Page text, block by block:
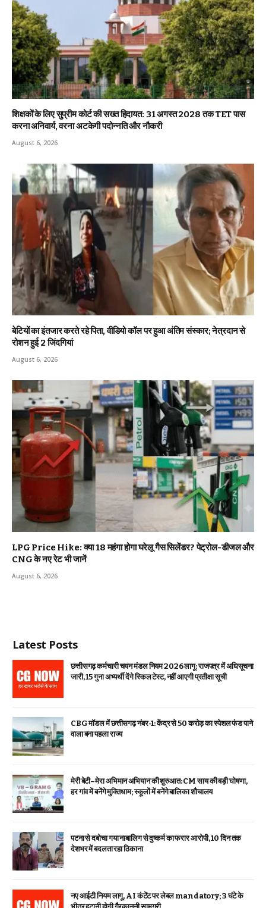
शिक्षकों के लिए सुप्रीम कोर्ट की सख्त हिदायत: 31 अगस्त 2028 तक TET पास
करना अनिवार्य, वरना अटकेगी पदोन्नति और नौकरी
August 6, 2026
बेटियों का इंतजार करते रहे पिता, वीडियो कॉल पर हुआ अंतिम संस्कार; नेत्रदान से
रोशन हुई 2 जिंदगियां
August 6, 2026
LPG Price Hike: क्या ₹18 महंगा होगा घरेलू गैस सिलेंडर? पेट्रोल-डीजल और
CNG के नए रेट भी जानें
August 6, 2026
Latest Posts
छत्तीसगढ़ कर्मचारी चयन मंडल नियम 2026 लागू: राजपत्र में अधिसूचना
जारी, 15 गुना अभ्यर्थी देंगे स्किल टेस्ट, नहीं आएगी प्रतीक्षा सूची
CBG मॉडल में छत्तीसगढ़ नंबर-1: केंद्र से ₹50 करोड़ का स्पेशल फंड पाने
वाला बना पहला राज्य
मेरी बेटी–मेरा अभिमान अभियान की शुरुआत: CM साय की बड़ी घोषणा,
हर गांव में बनेंगे मुक्तिधाम; स्कूलों में बनेंगे बालिका शौचालय
पटना से दबोचा गया नाबालिग से दुष्कर्म का फरार आरोपी, 10 दिन तक
देशभर में बदलता रहा ठिकाना
नए आईटी नियम लागू, AI कंटेंट पर लेबल mandatory; 3 घंटे के